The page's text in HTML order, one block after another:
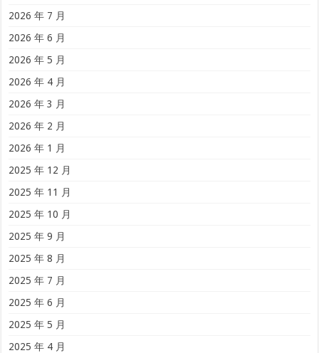
2026 年 7 月
2026 年 6 月
2026 年 5 月
2026 年 4 月
2026 年 3 月
2026 年 2 月
2026 年 1 月
2025 年 12 月
2025 年 11 月
2025 年 10 月
2025 年 9 月
2025 年 8 月
2025 年 7 月
2025 年 6 月
2025 年 5 月
2025 年 4 月